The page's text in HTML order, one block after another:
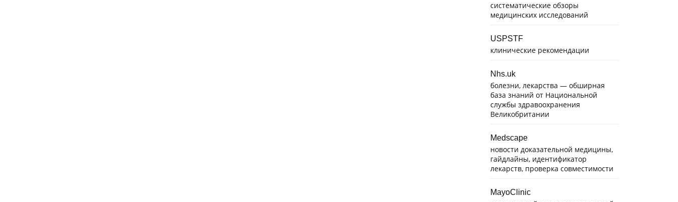
систематические обзоры
медицинских исследований
USPSTF
клинические рекомендации
Nhs.uk
болезни, лекарства — обширная
база знаний от Национальной
службы здравоохранения
Великобритании
Medscape
новости доказательной медицины,
гайдлайны, идентификатор
лекарств, проверка совместимости
MayoClinic